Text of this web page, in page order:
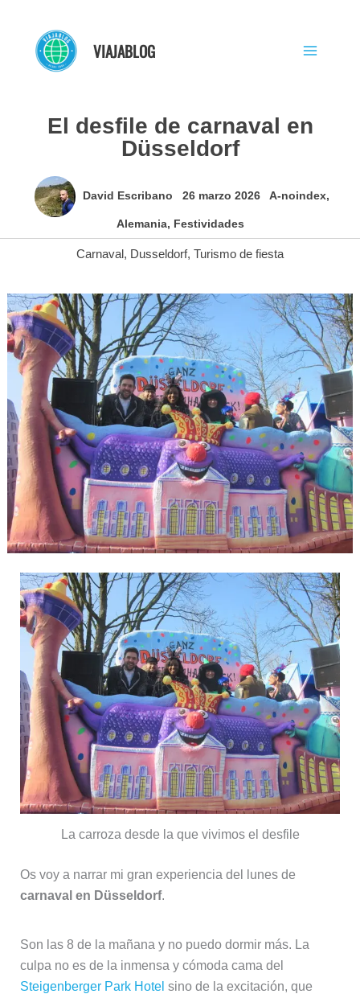
contenido
VIAJABLOG
El desfile de carnaval en
Düsseldorf
David Escribano 26 marzo 2026 A-noindex,
Alemania, Festividades
Carnaval, Dusseldorf, Turismo de fiesta
La carroza desde la que vivimos el desfile
Os voy a narrar mi gran experiencia del lunes de
carnaval en Düsseldorf.
Son las 8 de la mañana y no puedo dormir más. La
culpa no es de la inmensa y cómoda cama del
Steigenberger Park Hotel sino de la excitación, que